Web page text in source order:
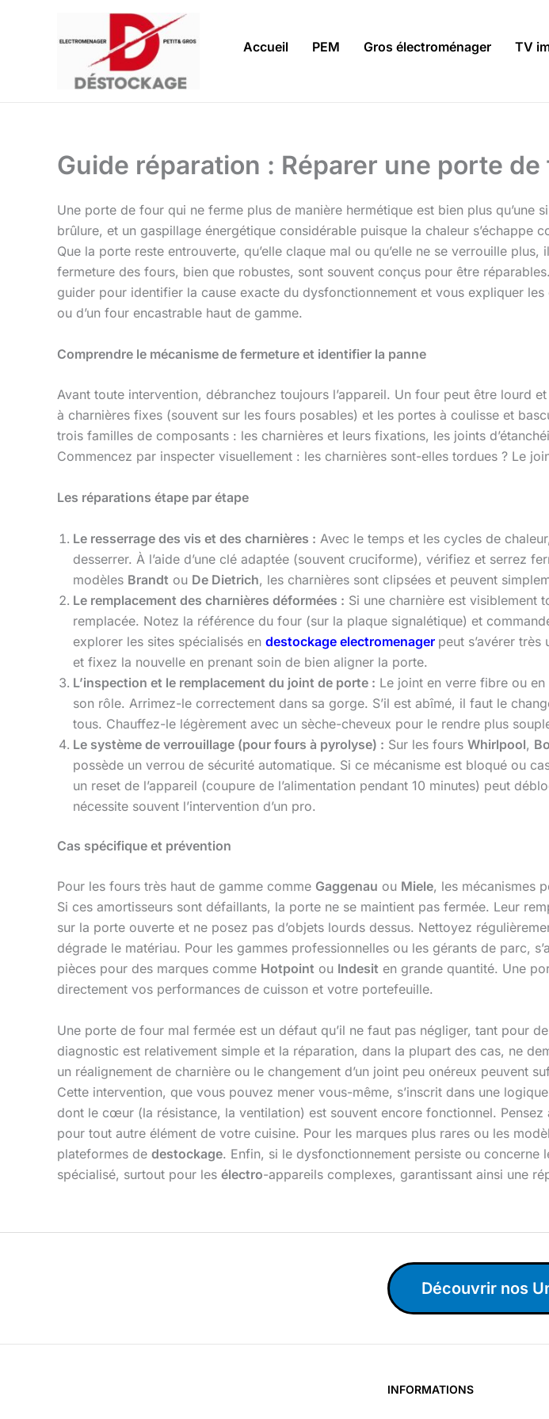
Accueil PEM Gros électroménager TV
Guide réparation : Réparer une porte
Une porte de four qui ne ferme plus de manière hermétique est bien plus
brûlure, et un gaspillage énergétique considérable puisque la chaleur s’échappe
Que la porte reste entrouverte, qu’elle claque mal ou qu’elle ne se verrouille
fermeture des fours, bien que robustes, sont souvent conçus pour être
guider pour identifier la cause exacte du dysfonctionnement et vous expliquer les
ou d’un four encastrable haut de gamme.
Comprendre le mécanisme de fermeture et identifier la panne
Avant toute intervention, débranchez toujours l’appareil. Un four peut être lourd
à charnières fixes (souvent sur les fours posables) et les portes à coulisse et
trois familles de composants : les charnières et leurs fixations, les joints
Commencez par inspecter visuellement : les charnières sont-elles tordues ? Le
Les réparations étape par étape
Le resserrage des vis et des charnières : Avec le temps et les cycles de
desserrer. À l’aide d’une clé adaptée (souvent cruciforme), vérifiez et serrez
modèles Brandt ou De Dietrich, les charnières sont clipsées et peuvent
Le remplacement des charnières déformées : Si une charnière est visiblement
remplacée. Notez la référence du four (sur la plaque signalétique) et
explorer les sites spécialisés en destockage electromenager peut s’avérer
et fixez la nouvelle en prenant soin de bien aligner la porte.
L’inspection et le remplacement du joint de porte : Le joint en verre fibre ou en
son rôle. Arrimez-le correctement dans sa gorge. S’il est abîmé, il faut le
tous. Chauffez-le légèrement avec un sèche-cheveux pour le rendre plus
Le système de verrouillage (pour fours à pyrolyse) : Sur les fours Whirlpool,
possède un verrou de sécurité automatique. Si ce mécanisme est bloqué ou
un reset de l’appareil (coupure de l’alimentation pendant 10 minutes) peut
nécessite souvent l’intervention d’un pro.
Cas spécifique et prévention
Pour les fours très haut de gamme comme Gaggenau ou Miele, les mécanismes
Si ces amortisseurs sont défaillants, la porte ne se maintient pas fermée. Leur
sur la porte ouverte et ne posez pas d’objets lourds dessus. Nettoyez
dégrade le matériau. Pour les gammes professionnelles ou les gérants de parc,
pièces pour des marques comme Hotpoint ou Indesit en grande quantité. Une
directement vos performances de cuisson et votre portefeuille.
Une porte de four mal fermée est un défaut qu’il ne faut pas négliger, tant pour
diagnostic est relativement simple et la réparation, dans la plupart des cas, ne
un réalignement de charnière ou le changement d’un joint peu onéreux peuvent
Cette intervention, que vous pouvez mener vous-même, s’inscrit dans une
dont le cœur (la résistance, la ventilation) est souvent encore fonctionnel.
pour tout autre élément de votre cuisine. Pour les marques plus rares ou les
plateformes de destockage. Enfin, si le dysfonctionnement persiste ou concerne
spécialisé, surtout pour les électro-appareils complexes, garantissant ainsi une
Découvrir nos
INFORMATIONS